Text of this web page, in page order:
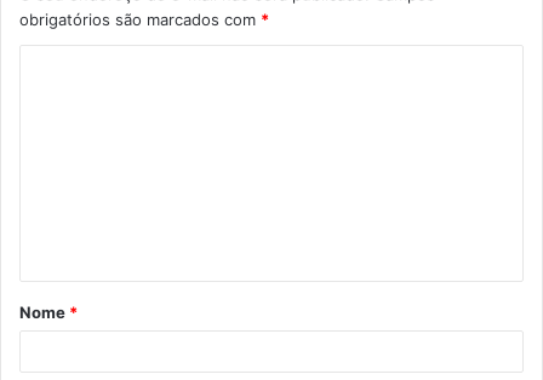
obrigatórios são marcados com *
á
r
Nome *